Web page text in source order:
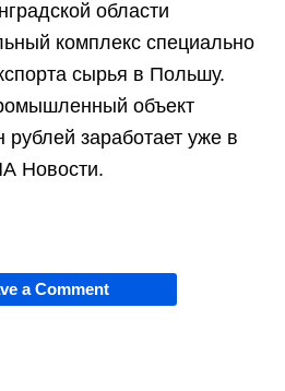
области
комплекс специально
сырья в Польшу.
объект
заработает уже в
Новости.
a Comment